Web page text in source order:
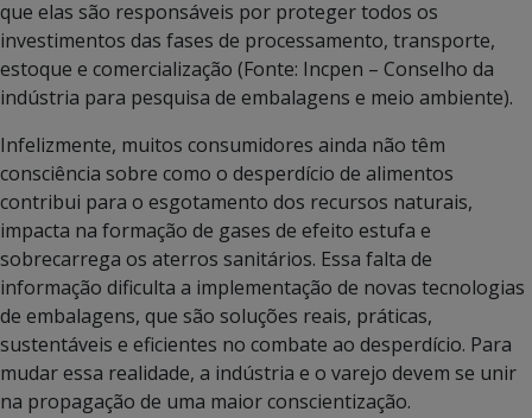
que elas são responsáveis por proteger todos os
investimentos das fases de processamento, transporte,
estoque e comercialização (Fonte: Incpen – Conselho da
indústria para pesquisa de embalagens e meio ambiente).
Infelizmente, muitos consumidores ainda não têm
consciência sobre como o desperdício de alimentos
contribui para o esgotamento dos recursos naturais,
impacta na formação de gases de efeito estufa e
sobrecarrega os aterros sanitários. Essa falta de
informação dificulta a implementação de novas tecnologias
de embalagens, que são soluções reais, práticas,
sustentáveis e eficientes no combate ao desperdício. Para
mudar essa realidade, a indústria e o varejo devem se unir
na propagação de uma maior conscientização.